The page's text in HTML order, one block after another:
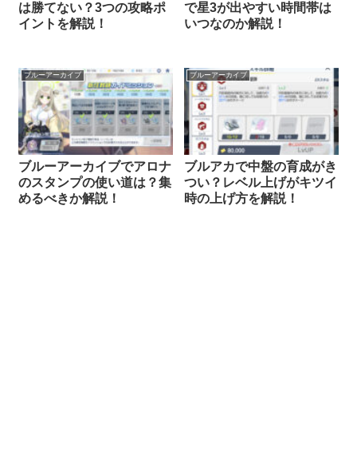
は勝てない？3つの攻略ポ
イントを解説！
で星3が出やすい時間帯は
いつなのか解説！
ブルーアーカイブ
ブルーアーカイブでアロナ
のスタンプの使い道は？集
めるべきか解説！
ブルーアーカイブ
ブルアカで中盤の育成がき
つい？レベル上げがキツイ
時の上げ方を解説！